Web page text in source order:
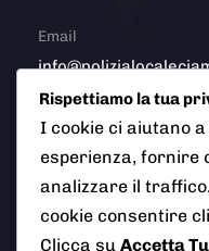
Email
© 2026 Polizia Locale
i
Rispettiamo la tua
I cookie ci aiutano
esperienza, fornire
analizzare il
cookie consentire
Clicca su Accetta